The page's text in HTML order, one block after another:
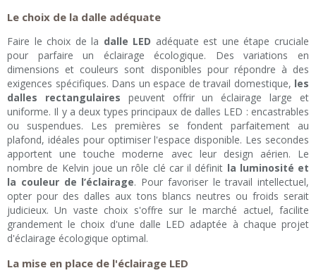
Le choix de la dalle adéquate
Faire le choix de la dalle LED adéquate est une étape cruciale
pour parfaire un éclairage écologique. Des variations en
dimensions et couleurs sont disponibles pour répondre à des
exigences spécifiques. Dans un espace de travail domestique, les
dalles rectangulaires peuvent offrir un éclairage large et
uniforme. Il y a deux types principaux de dalles LED : encastrables
ou suspendues. Les premières se fondent parfaitement au
plafond, idéales pour optimiser l'espace disponible. Les secondes
apportent une touche moderne avec leur design aérien. Le
nombre de Kelvin joue un rôle clé car il définit la luminosité et
la couleur de l’éclairage. Pour favoriser le travail intellectuel,
opter pour des dalles aux tons blancs neutres ou froids serait
judicieux. Un vaste choix s'offre sur le marché actuel, facilite
grandement le choix d'une dalle LED adaptée à chaque projet
d'éclairage écologique optimal.
La mise en place de l'éclairage LED